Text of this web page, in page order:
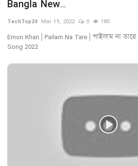
Bangla New...
TechTop24 Mar 19, 2022 0 180
Emon Khan | Pailam Na Tare | পাইলাম না
Song 2022